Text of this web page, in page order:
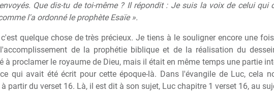
Que dis-tu de toi-même ? Il répondit : Je suis la voix de celui qui
l'a ordonné le prophète Esaïe ».
quelque chose de très précieux. Je tiens à le souligner encore une
de la prophétie biblique et de la réalisation du
à proclamer le royaume de Dieu, mais il était en même temps une partie
qui avait été écrit pour cette époque-là. Dans l'évangile de Luc, cela
partir du verset 16. Là, il est dit à son sujet, Luc chapitre 1 verset 16, au